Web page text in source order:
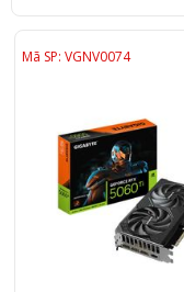
Mã SP: VGNV0074